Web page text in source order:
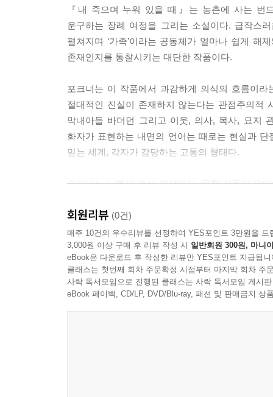
“네 엄마는 말이었는데, 아버지는 누구였어, 주얼?”
“빌어먹을 거짓말쟁이.”
“그렇게 부르지 마.” 내가 말한다.
“빌어먹을 거짓말쟁이”
--- p.221 「다알」 중에서
이따금 나는 누가 미쳤고 누가 미치지 않았는지
지, 그 누구도 완전히 미치거나 완전히 제정신이
대부분의 사람들이 어떻게 보는지 그 방식에 따라
--- p.243 「캐시」 중에서
『내 죽으며 누워 있을 때』는 농촌에 사는 번
운구하는 장례 여정을 그리는 소설이다. 급작스
펼쳐지며 ‘가족’이라는 공동체가 얼마나 쉽게
존재인지를 통찰시키는 대단한 작품이다.
포크너는 이 작품에서 과감하게 의식의 흐름이
절대적인 진실이 존재하지 않는다는 관점주의
막내아들 바더먼 그리고 이웃, 의사, 목사, 묘지
화자가 표현하는 내면의 언어는 때로는 현실과
믿는 세계, 각자가 감당하는 고통의 형태다.
포크너는 노벨상 수상 연설에서, 문학 작품이 유
강조하는 보편성의 핵심은 서로 갈등하는 인간 존
포크너의 여러 작품 중에서도 『내 죽으며 누워
흥미로운 점은 이 작품이 관에 죽어 누워 있는
관점에서 뿐만 아니라 만인의 ‘내 죽으며 누워 있
죽음을 통해 나는어떻게 살고 있는가에 관한 질문
회원리뷰 (0건)
매주 10건의 우수리뷰를 선정하여 YES포인트 3만원을 드
3,000원 이상 구매 후 리뷰 작성 시 일반회원 300원, 마니
eBook은 다운로드 후 작성한 리뷰만 YES포인트 지급됩니
클래스는 첫번째 회차 주문확정 시점부터 마지막 회차 주
사락 독서모임으로 진행된 클래스는 사락 독서모임 게시
eBook 페이백, CD/LP, DVD/Blu-ray, 패션 및 판매금지 상